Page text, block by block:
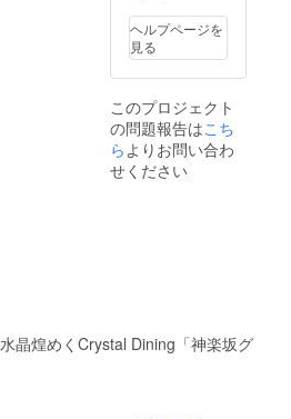
プ 内装
工事が
完了次
第随
約受付
致しま
す。 ご
支援頂
ける方
をお願
い致し
ヘルプページを
見る
このプロジェクト
の問題報告はこち
らよりお問い合わ
せください
晶煌めくCrystal Dining「神楽坂グ